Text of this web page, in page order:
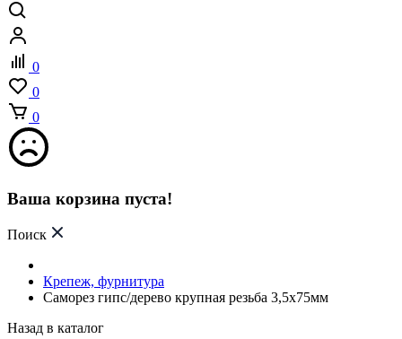
0
0
0
Ваша корзина пуста!
Поиск
Крепеж, фурнитура
Саморез гипс/дерево крупная резьба 3,5х75мм
Назад в каталог